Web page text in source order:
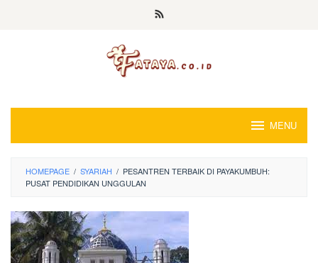
MENU
HOMEPAGE / SYARIAH / PESANTREN TERBAIK DI PAYAKUMBUH:
PUSAT PENDIDIKAN UNGGULAN